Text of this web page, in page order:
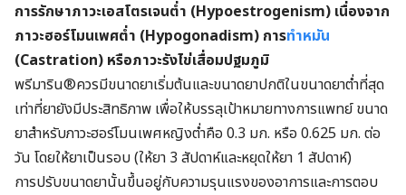
การรักษาภาวะเอสโตรเจนต่ำ (Hypoestrogenism) เนื่องจาก
ภาวะฮอร์โมนเพศต่ำ (Hypogonadism) การทำหมัน
(Castration) หรือภาวะรังไข่เสื่อมปฐมภูมิ
พรีมาริน®ควรมีขนาดยาเริ่มต้นและขนาดยาปกติในขนาดยาต่ำที่สุด
เท่าที่ยายังมีประสิทธิภาพ เพื่อให้บรรลุเป้าหมายทางการแพทย์ ขนาด
ยาสำหรับภาวะฮอร์โมนเพศหญิงต่ำคือ 0.3 มก. หรือ 0.625 มก. ต่อ
วัน โดยให้ยาเป็นรอบ (ให้ยา 3 สัปดาห์และหยุดให้ยา 1 สัปดาห์)
การปรับขนาดยานั้นขึ้นอยู่กับความรุนแรงของอาการและการตอบ